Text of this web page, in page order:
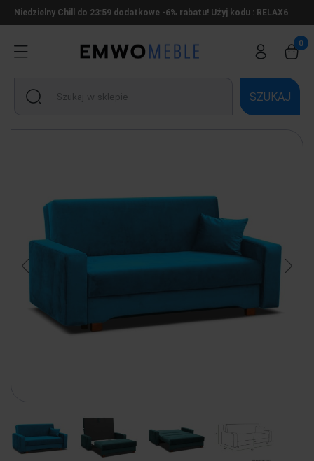
Niedzielny Chill do 23:59 dodatkowe -6% rabatu! Użyj kodu : RELAX6
SZUKAJ